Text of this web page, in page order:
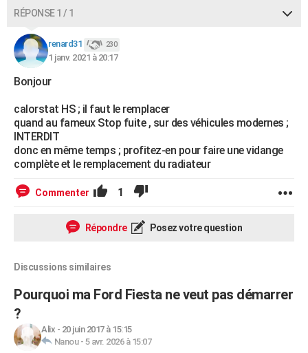
AVIS DE DÉCÈS
FORUM
Bricolage
Lifestyle
Culture
Sport
Auto
Television
Voyage
Cinema
RÉPONSE 1 / 1
renard31 230
1 janv. 2021 à 20:17
Bonjour
calorstat HS ; il faut le remplacer
quand au fameux Stop fuite , sur des véhicules modernes ;
INTERDIT
donc en même temps ; profitez-en pour faire une vidange
complète et le remplacement du radiateur
Commenter 1
Répondre Posez votre question
Discussions similaires
Pourquoi ma Ford Fiesta ne veut pas démarrer
?
Alix - 20 juin 2017 à 15:15
Nanou- 5 avr. 2026 à 15:07